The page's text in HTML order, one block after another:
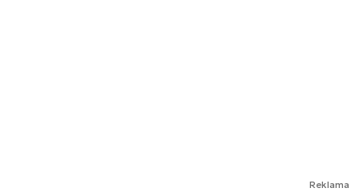
Reklama